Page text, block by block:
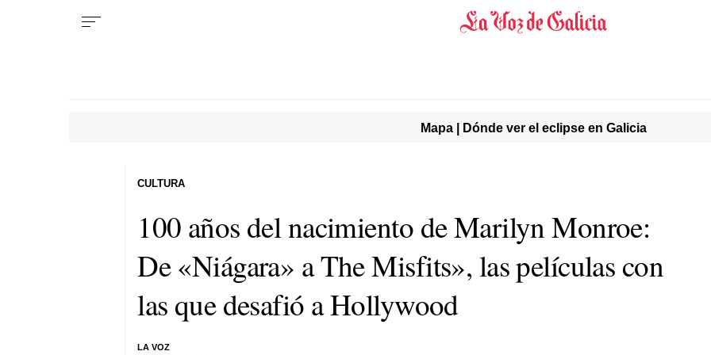
Mapa | Dónde ver el eclipse en Galicia
100 años del nacimiento de Marilyn Monroe:
De «Niágara» a The Misfits», las películas con
las que desafió a Hollywood
LA VOZ
CULTURA